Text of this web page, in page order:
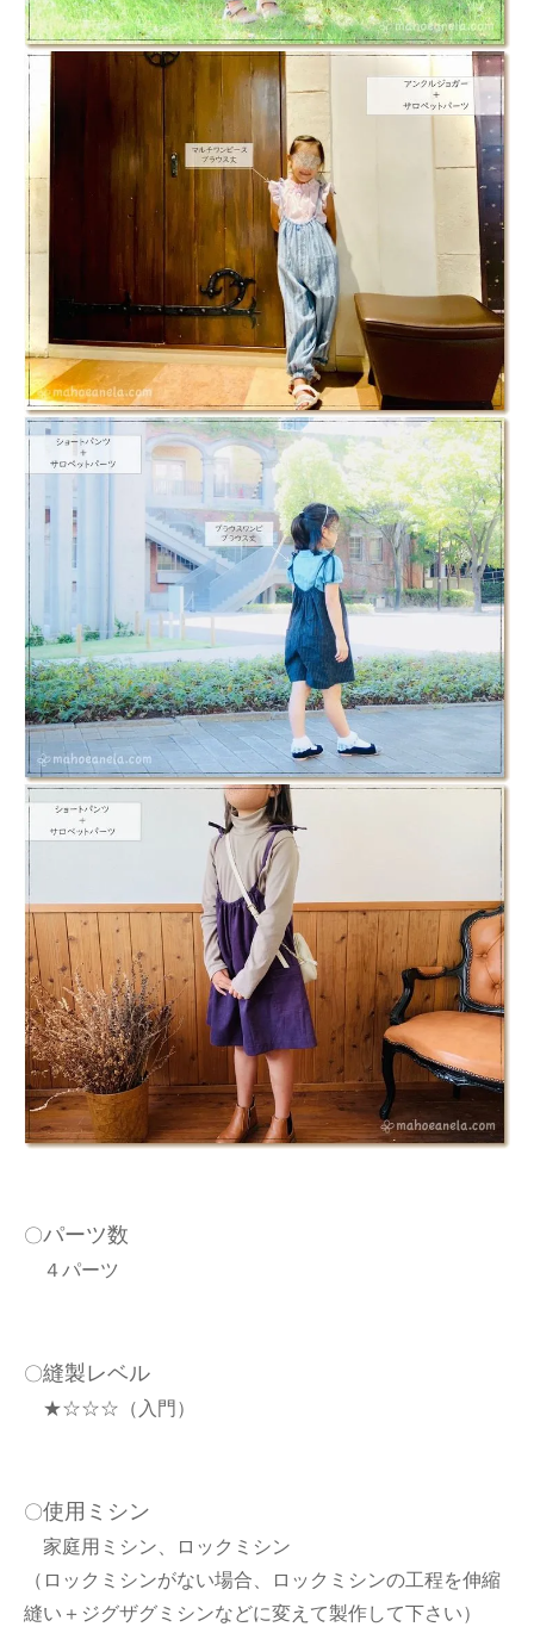
〇パーツ数
４パーツ
〇縫製レベル
★☆☆☆（入門）
〇使用ミシン
家庭用ミシン、ロックミシン
（ロックミシンがない場合、ロックミシンの工程を伸縮
縫い＋ジグザグミシンなどに変えて製作して下さい）